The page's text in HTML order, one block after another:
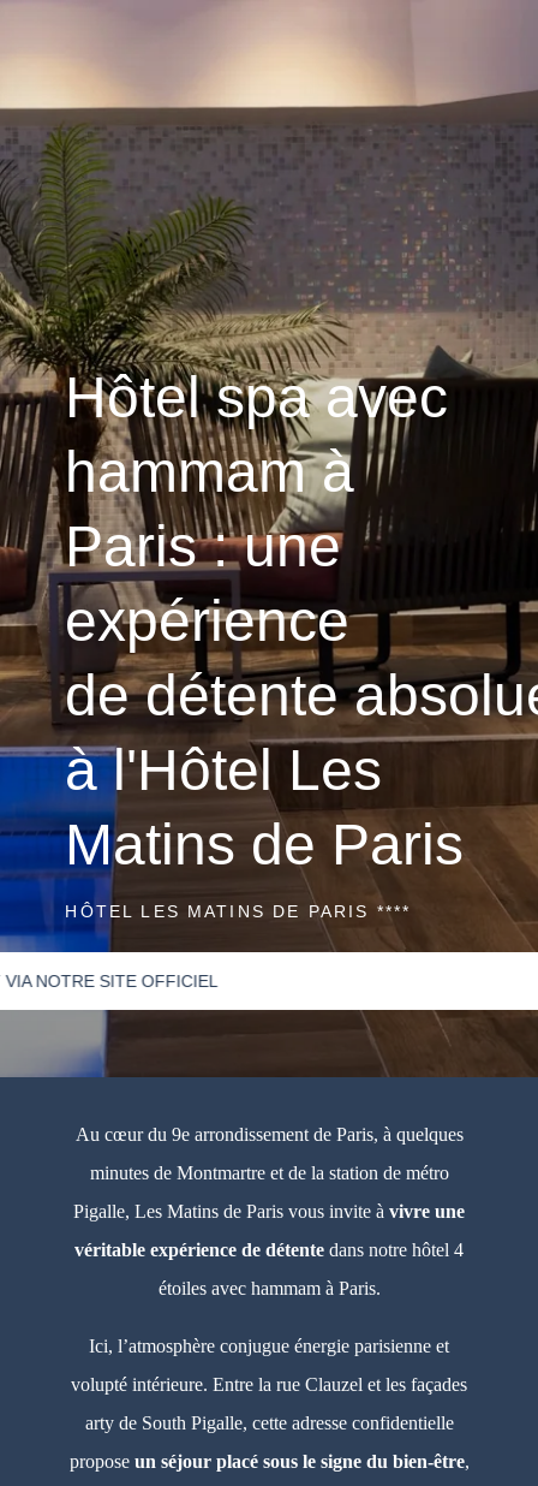
Hôtel spa avec
hammam à
Paris : une
expérience
de détente
à l'Hôtel Les
Matins de Paris
HÔTEL LES MATINS DE PARIS ****
Au cœur du 9e arrondissement de Paris, à quelques
minutes de Montmartre et de la station de métro
Pigalle, Les Matins de Paris vous invite à vivre une
véritable expérience de détente dans notre hôtel 4
étoiles avec hammam à Paris.
Ici, l’atmosphère conjugue énergie parisienne et
volupté intérieure. Entre la rue Clauzel et les façades
arty de South Pigalle, cette adresse confidentielle
propose un séjour placé sous le signe du bien-être,